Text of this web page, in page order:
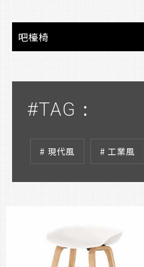
吧檯椅
#TAG：
# 現代風 # 工業風